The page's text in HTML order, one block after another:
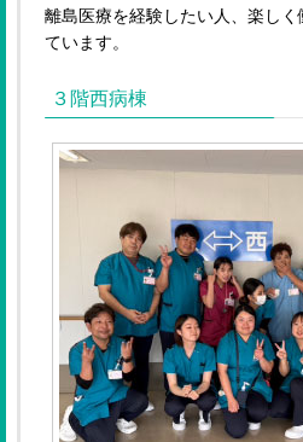
離島医療を経験したい人、楽し
ています。
３階西病棟